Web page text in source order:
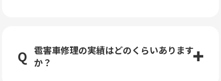
雹害車修理の実績はどのくらいあります
か？